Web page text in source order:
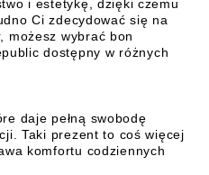
i estetykę, dzięki czemu
Ci zdecydować się na
możesz wybrać bon
dostępny w różnych
daje pełną swobodę
Taki prezent to coś więcej
komfortu codziennych